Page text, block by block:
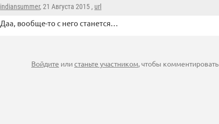
indiansummer, 21 Августа 2015 , url
Даа, вообще-то с него станется…
Войдите илистаньте участником, чтобы комментировать